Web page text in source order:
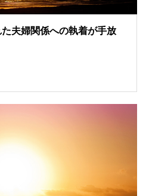
夫婦関係への執着が手放